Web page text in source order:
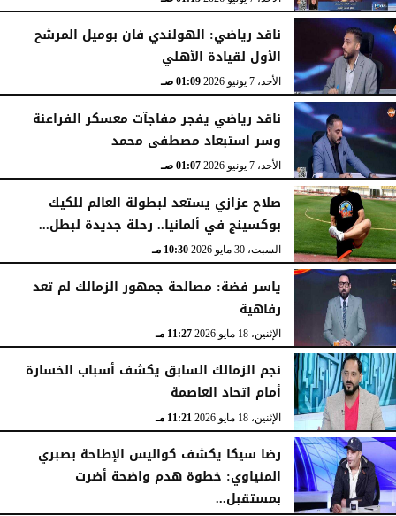
ناقد رياضي: الهولندي فان بوميل المرشح
الأول لقيادة الأهلي
الأحد، 7 يونيو 2026 01:09 صـ
ناقد رياضي يفجر مفاجآت معسكر الفراعنة
وسر استبعاد مصطفى محمد
الأحد، 7 يونيو 2026 01:07 صـ
صلاح عزازي يستعد لبطولة العالم للكيك
بوكسينج في ألمانيا.. رحلة جديدة لبطل...
السبت، 30 مايو 2026 10:30 مـ
ياسر فضة: مصالحة جمهور الزمالك لم تعد
رفاهية
الإثنين، 18 مايو 2026 11:27 مـ
نجم الزمالك السابق يكشف أسباب الخسارة
أمام اتحاد العاصمة
الإثنين، 18 مايو 2026 11:21 مـ
رضا سيكا يكشف كواليس الإطاحة بصبري
المنياوي: خطوة هدم واضحة أضرت
بمستقبل...